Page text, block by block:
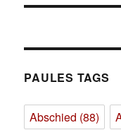
PAULES TAGS
Abschied (88)